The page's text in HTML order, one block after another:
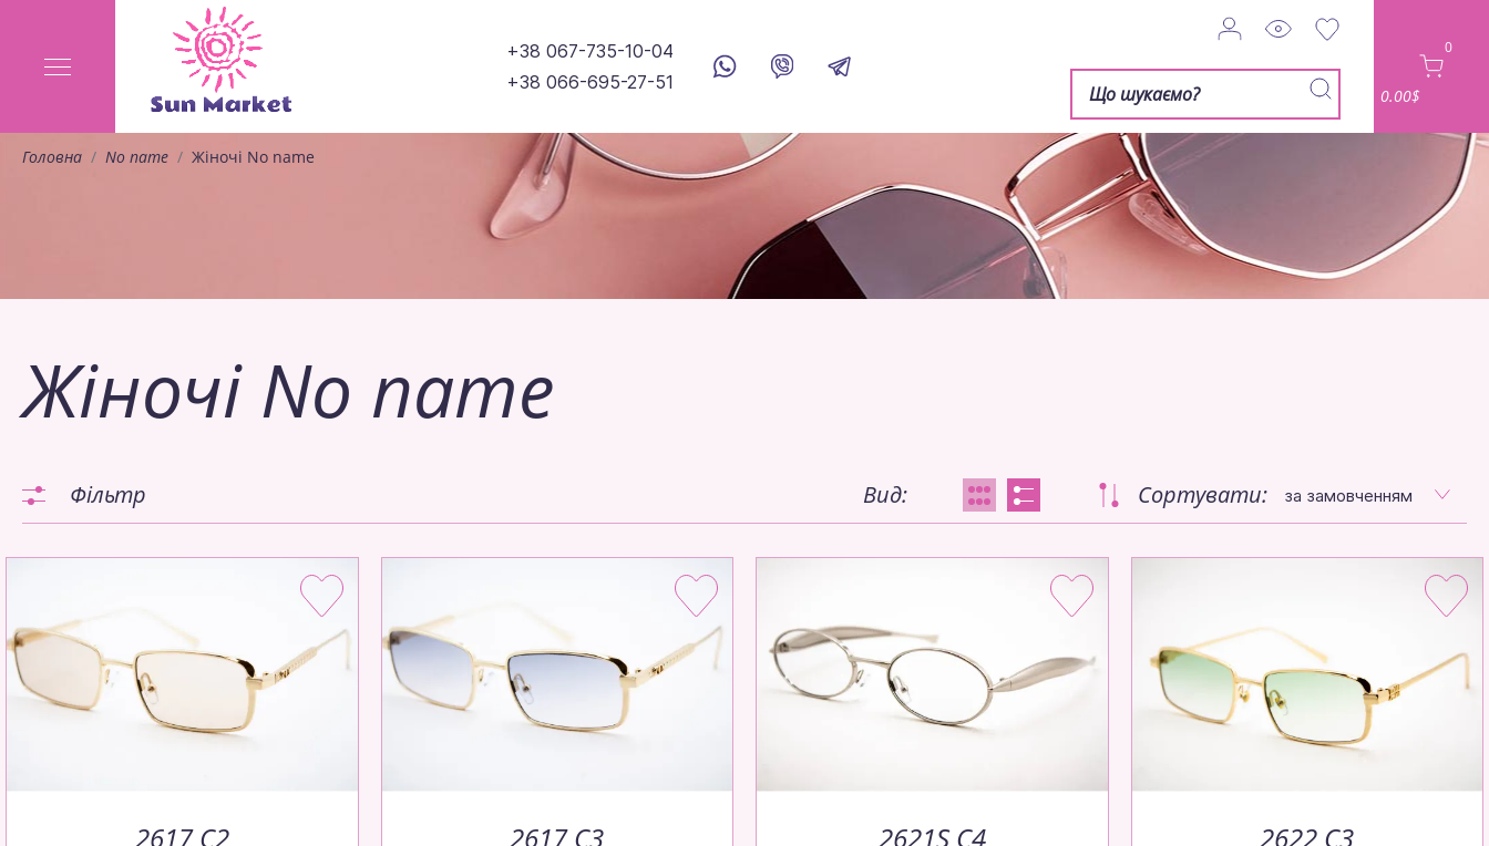
+38 067-735-10-04
+38 066-695-27-51
0
0.00$
Головна No name Жіночі No name
Жіночі No name
Фільтр Вид: Сортувати: за замовченням
2617 C2 2617 C3 2621S C4 2622 C3